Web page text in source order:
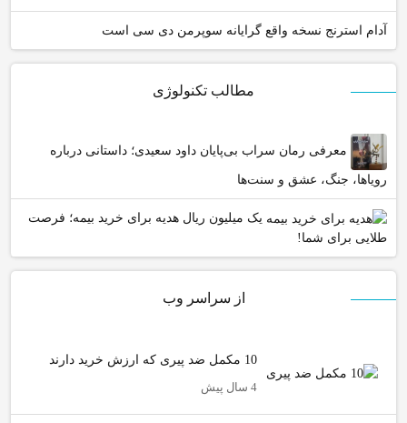
مطالب تکنولوژی
معرفی رمان سراب بی‌پایان داود سعیدی؛ داستانی درباره
رویاها، جنگ، عشق و سنت‌ها
یک میلیون ریال هدیه برای خرید بیمه؛ فرصت
طلایی برای شما!
از سراسر وب
10 مکمل ضد پیری که ارزش خرید دارند
4 سال پیش
آدام استرنج نسخه واقع گرایانه سوپرمن دی سی است